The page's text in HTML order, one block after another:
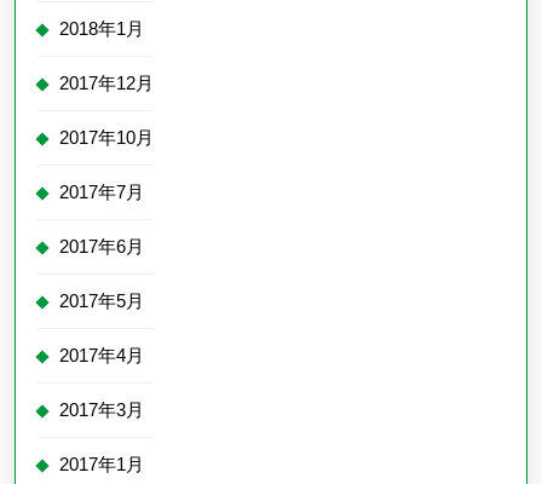
2018年1月
2017年12月
2017年10月
2017年7月
2017年6月
2017年5月
2017年4月
2017年3月
2017年1月